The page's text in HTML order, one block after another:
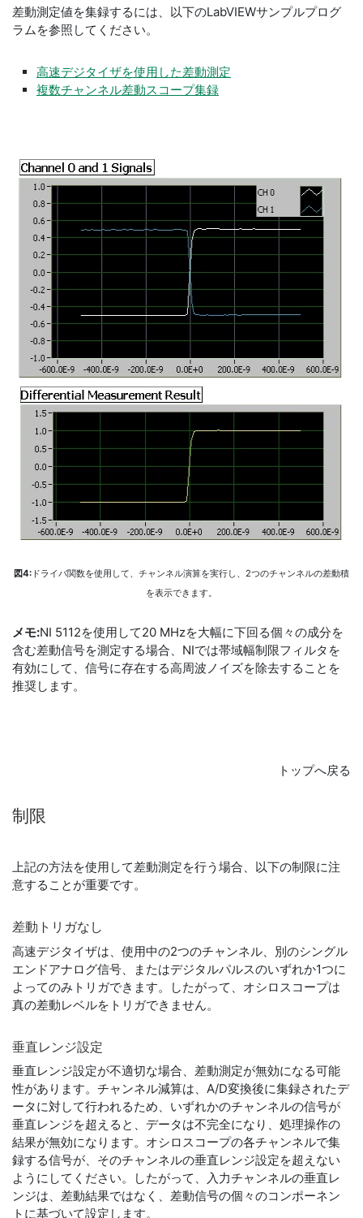
差動測定値を集録するには、以下のLabVIEWサンプルプログ
ラムを参照してください。
高速デジタイザを使用した差動測定
複数チャンネル差動スコープ集録
図4: ドライバ関数を使用して、チャンネル演算を実行し、2つのチャンネルの差動積
を表示できます。
メモ:NI 5112を使用して20 MHzを大幅に下回る個々の成分を
含む差動信号を測定する場合、NIでは帯域幅制限フィルタを
有効にして、信号に存在する高周波ノイズを除去することを
推奨します。
トップへ戻る
制限
上記の方法を使用して差動測定を行う場合、以下の制限に注
意することが重要です。
差動 トリガなし
高速デジタイザは、使用中の2つのチャンネル、別のシングル
エンドアナログ信号、またはデジタルパルスのいずれか1つに
よってのみトリガできます。したがって、オシロスコープは
真の差動レベルをトリガできません。
垂直レンジ設定
垂直レンジ設定が不適切な場合、差動測定が無効になる可能
性があります。チャンネル減算は、A/D変換後に集録されたデ
ータに対して行われるため、いずれかのチャンネルの信号が
垂直レンジを超えると、データは不完全になり、処理操作の
結果が無効になります。オシロスコープの各チャンネルで集
録する信号が、そのチャンネルの垂直レンジ設定を超えない
ようにしてください。したがって、入力チャンネルの垂直レ
ンジは、差動結果ではなく、差動信号の個々のコンポーネン
トに基づいて設定します。